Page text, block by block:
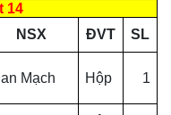
14
NSX ĐVT SL
Mạch Hộp 1